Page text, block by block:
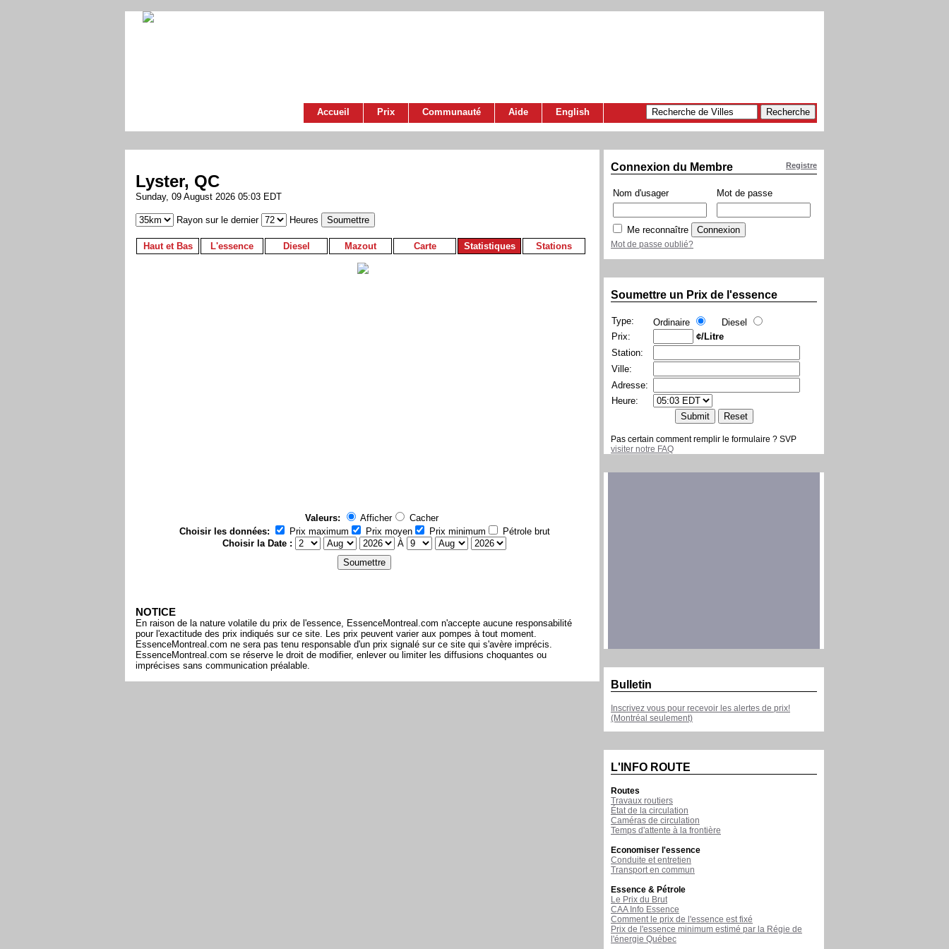
Accueil Prix Communauté Aide English
Lyster, QC
Sunday, 09 August 2026 05:03 EDT
Rayon sur le dernier Heures
Haut et Bas L'essence Diesel Mazout Carte Statistiques Stations
Valeurs: Afficher
Cacher
Choisir les données:
Prix maximum Prix moyen Prix minimum
Pétrole brut
Choisir la Date :
À
NOTICE
En raison de la nature volatile du prix de l'essence, EssenceMontreal.com n'accepte aucune responsabilité
pour l'exactitude des prix indiqués sur ce site. Les prix peuvent varier aux pompes à tout moment.
EssenceMontreal.com ne sera pas tenu responsable d'un prix signalé sur ce site qui s'avère imprécis.
EssenceMontreal.com se réserve le droit de modifier, enlever ou limiter les diffusions choquantes ou
imprécises sans communication préalable.
Registre
Connexion du Membre
Nom d'usager Mot de passe
Me reconnaître
Mot de passe oublié?
Soumettre un Prix de l'essence
Type: Ordinaire
Diesel
Prix:
¢/Litre
Station:
Ville:
Adresse:
Heure:
Pas certain comment remplir le formulaire ? SVP
visiter notre FAQ
Bulletin
Inscrivez vous pour recevoir les alertes de prix!
(Montréal seulement)
L'INFO ROUTE
Routes
Travaux routiers
État de la circulation
Caméras de circulation
Temps d'attente à la frontière
Economiser l'essence
Conduite et entretien
Transport en commun
Essence & Pétrole
Le Prix du Brut
CAA Info Essence
Comment le prix de l'essence est fixé
Prix de l'essence minimum estimé par la Régie de
l'énergie Québec